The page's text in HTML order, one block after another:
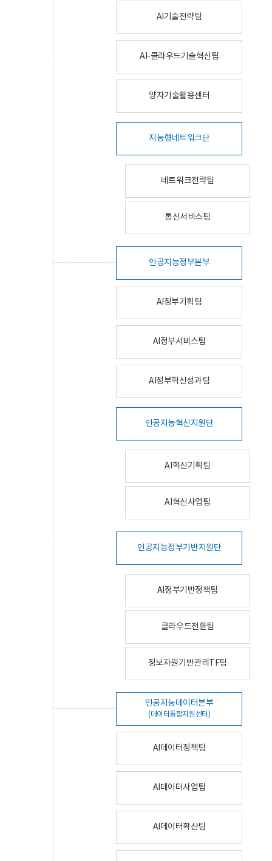
AI기술전략팀
AI-클라우드기술혁신팀
양자기술활용센터
지능형네트워크단
네트워크전략팀
통신서비스팀
인공지능정부본부
AI정부기획팀
AI정부서비스팀
AI정부혁신성과팀
인공지능혁신지원단
AI혁신기획팀
AI혁신사업팀
인공지능정부기반지원단
AI정부기반정책팀
클라우드전환팀
정보자원기반관리TF팀
인공지능데이터본부
(데이터통합지원센터)
AI데이터정책팀
AI데이터사업팀
AI데이터확산팀